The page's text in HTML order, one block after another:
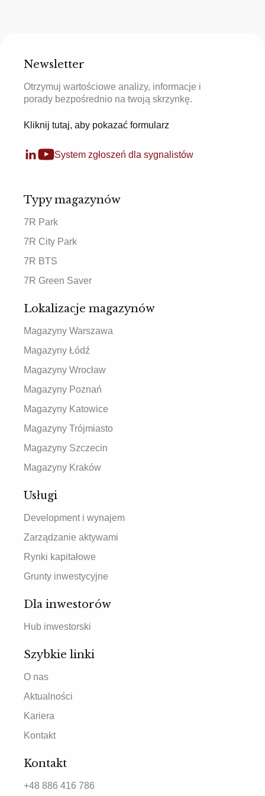
Newsletter
Otrzymuj wartościowe analizy, informacje i
porady bezpośrednio na twoją skrzynkę.
Kliknij tutaj, aby pokazać formularz
System zgłoszeń dla sygnalistów
Typy magazynów
7R Park
7R City Park
7R BTS
7R Green Saver
Lokalizacje magazynów
Magazyny Warszawa
Magazyny Łódź
Magazyny Wrocław
Magazyny Poznań
Magazyny Katowice
Magazyny Trójmiasto
Magazyny Szczecin
Magazyny Kraków
Usługi
Development i wynajem
Zarządzanie aktywami
Rynki kapitałowe
Grunty inwestycyjne
Dla inwestorów
Hub inwestorski
Szybkie linki
O nas
Aktualności
Kariera
Kontakt
Kontakt
+48 886 416 786